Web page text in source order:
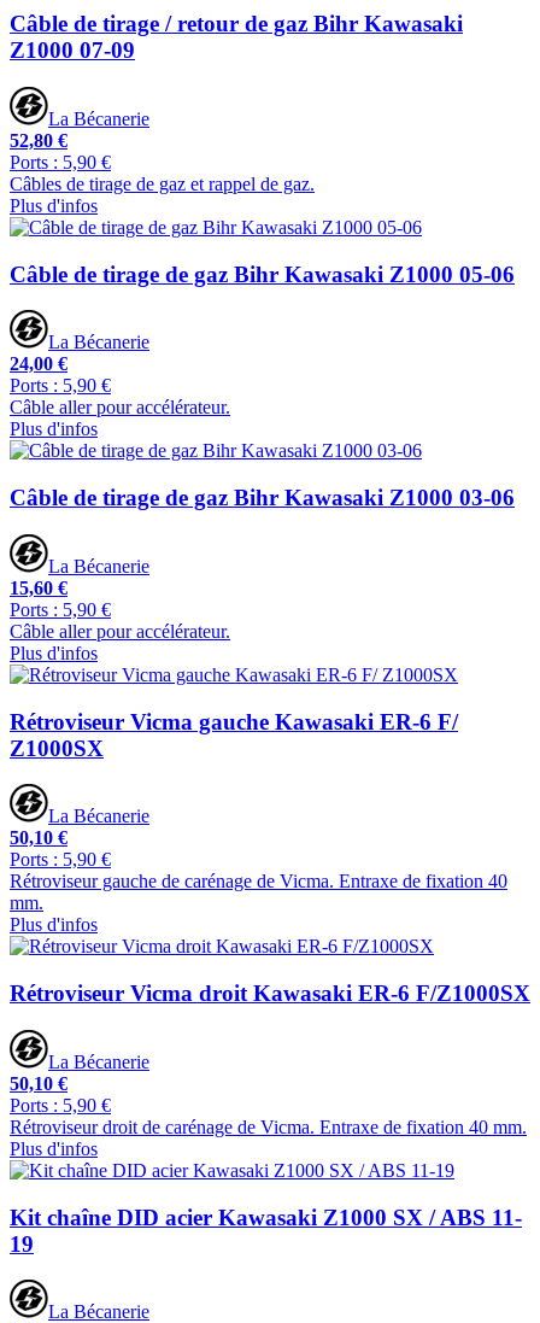
Câble de tirage / retour de gaz Bihr Kawasaki
Z1000 07-09
La Bécanerie
52,80 €
Ports : 5,90 €
Câbles de tirage de gaz et rappel de gaz.
Plus d'infos
Câble de tirage de gaz Bihr Kawasaki Z1000 05-06
La Bécanerie
24,00 €
Ports : 5,90 €
Câble aller pour accélérateur.
Plus d'infos
Câble de tirage de gaz Bihr Kawasaki Z1000 03-06
La Bécanerie
15,60 €
Ports : 5,90 €
Câble aller pour accélérateur.
Plus d'infos
Rétroviseur Vicma gauche Kawasaki ER-6 F/
Z1000SX
La Bécanerie
50,10 €
Ports : 5,90 €
Rétroviseur gauche de carénage de Vicma. Entraxe de fixation 40
mm.
Plus d'infos
Rétroviseur Vicma droit Kawasaki ER-6 F/Z1000SX
La Bécanerie
50,10 €
Ports : 5,90 €
Rétroviseur droit de carénage de Vicma. Entraxe de fixation 40 mm.
Plus d'infos
Kit chaîne DID acier Kawasaki Z1000 SX / ABS 11-
19
La Bécanerie